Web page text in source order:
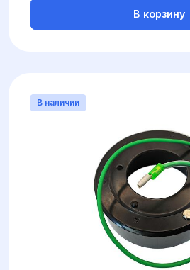
В корзину
В наличии